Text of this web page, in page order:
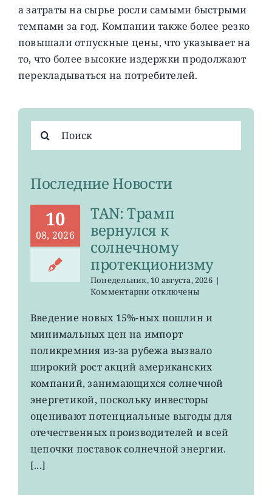
а затраты на сырье росли самыми быстрыми
темпами за год. Компании также более резко
повышали отпускные цены, что указывает на
то, что более высокие издержки продолжают
перекладываться на потребителей.
поиска:
Последние Новости
10
08, 2026
TAN: Трамп
вернулся к
солнечному
протекционизму
Понедельник, 10 августа, 2026 |
Комментариик
TAN:
вернулся
к
протекционизму
отключены
Введение новых 15%-ных пошлин и
минимальных цен на импорт
поликремния из-за рубежа вызвало
широкий рост акций американских
компаний, занимающихся солнечной
энергетикой, поскольку инвесторы
оценивают потенциальные выгоды для
отечественных производителей и всей
цепочки поставок солнечной энергии.
[...]